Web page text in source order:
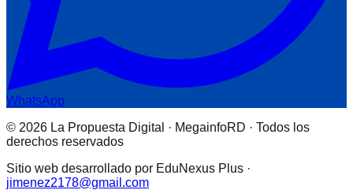
WhatsApp
© 2026 La Propuesta Digital · MegainfoRD · Todos los
derechos reservados
Sitio web desarrollado por EduNexus Plus ·
jimenez2178@gmail.com